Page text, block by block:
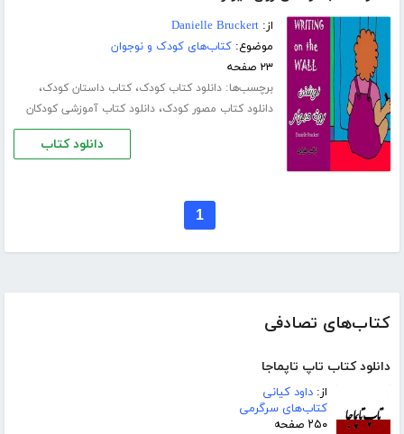
کتاب‌های تصادفی
دانلود کتاب تاپ تاپماجا
از: داود کیانی
کتاب‌های سرگرمی
۲۵۰ صفحه
از:Danielle Bruckert
موضوع:کتاب‌های کودک و نوجوان
۲۳ صفحه
برچسب‌ها:دانلود کتاب کودک،کتاب داستان کودک،
دانلود کتاب مصور کودک،دانلود کتاب آموزشی کودکان
دانلود کتاب
1